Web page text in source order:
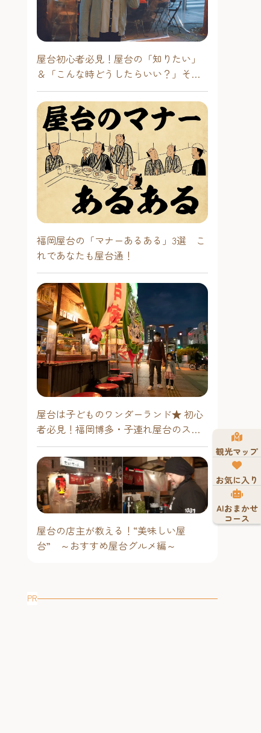
屋台初心者必見！屋台の「知りたい」
＆「こんな時どうしたらいい？」その
疑問に答えます！
福岡屋台の「マナーあるある」3選 こ
れであなたも屋台通！
屋台は子どものワンダーランド★ 初心
者必見！福岡博多・子連れ屋台のスス
メ
屋台の店主が教える！“美味しい屋
台” ～おすすめ屋台グルメ編～
PR
観光マップ
お気に入り
AIおまかせ
コース